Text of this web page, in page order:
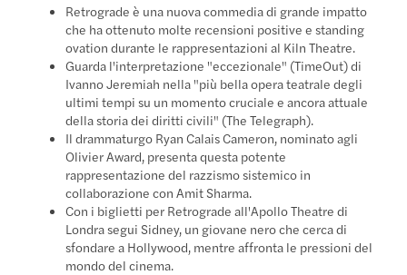
Retrograde è una nuova commedia di grande impatto
che ha ottenuto molte recensioni positive e standing
ovation durante le rappresentazioni al Kiln Theatre.
Guarda l'interpretazione "eccezionale" (TimeOut) di
Ivanno Jeremiah nella "più bella opera teatrale degli
ultimi tempi su un momento cruciale e ancora attuale
della storia dei diritti civili" (The Telegraph).
Il drammaturgo Ryan Calais Cameron, nominato agli
Olivier Award, presenta questa potente
rappresentazione del razzismo sistemico in
collaborazione con Amit Sharma.
Con i biglietti per Retrograde all'Apollo Theatre di
Londra segui Sidney, un giovane nero che cerca di
sfondare a Hollywood, mentre affronta le pressioni del
mondo del cinema.